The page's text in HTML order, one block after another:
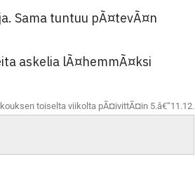
Sama tuntuu pÃ¤tevÃ¤n
askelia lÃ¤hemmÃ¤ksi
toiselta viikolta pÃ¤ivittÃ¤in 5.â€“11.12.